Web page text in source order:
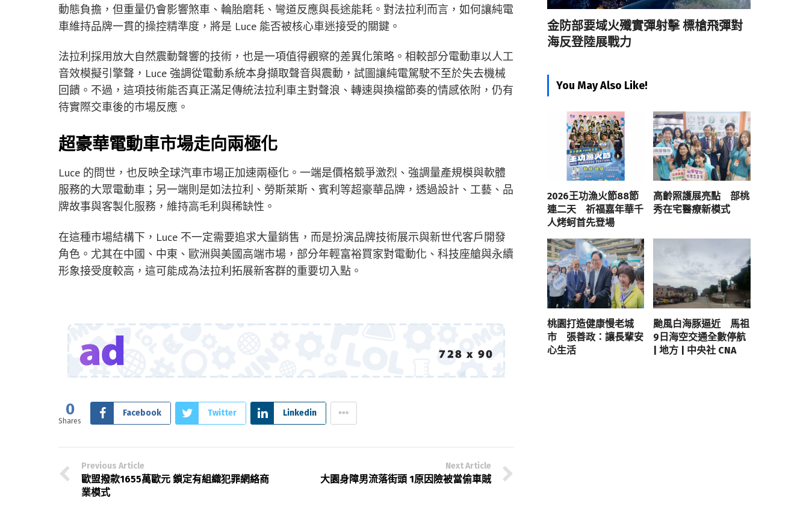
動態負擔，但重量仍會影響煞車、輪胎磨耗、彎道反應與長途能耗。對法拉利而言，如何讓純電
車維持品牌一貫的操控精準度，將是 Luce 能否被核心車迷接受的關鍵。
法拉利採用放大自然震動聲響的技術，也是一項值得觀察的差異化策略。相較部分電動車以人工
音效模擬引擎聲，Luce 強調從電動系統本身擷取聲音與震動，試圖讓純電駕駛不至於失去機械
回饋。不過，這項技術能否真正滿足傳統法拉利車主對聲浪、轉速與換檔節奏的情感依附，仍有
待實際交車後的市場反應。
超豪華電動車市場走向兩極化
Luce 的問世，也反映全球汽車市場正加速兩極化。一端是價格競爭激烈、強調量產規模與軟體
服務的大眾電動車；另一端則是如法拉利、勞斯萊斯、賓利等超豪華品牌，透過設計、工藝、品
牌故事與客製化服務，維持高毛利與稀缺性。
在這種市場結構下，Luce 不一定需要追求大量銷售，而是扮演品牌技術展示與新世代客戶開發
角色。尤其在中國、中東、歐洲與美國高端市場，部分年輕富裕買家對電動化、科技座艙與永續
形象接受度較高，這可能成為法拉利拓展新客群的重要切入點。
0
Shares
Facebook Twitter Linkedin
Previous Article
歐盟撥款1655萬歐元 鎖定有組織犯罪網絡商
業模式
Next Article
大園身障男流落街頭 1原因險被當偷車賊
金防部要域火殲實彈射擊 標槍飛彈對
海反登陸展戰力
You May Also Like!
2026王功漁火節88節
連二天 祈福嘉年華千
人烤蚵首先登場
高齡照護展亮點 部桃
秀在宅醫療新模式
桃園打造健康慢老城
市 張善政：讓長輩安
心生活
颱風白海豚逼近 馬祖
9日海空交通全數停航
| 地方 | 中央社 CNA